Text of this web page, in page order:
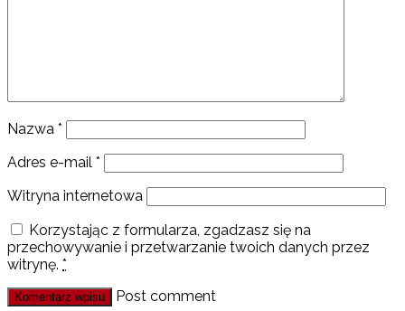
Nazwa *
Adres e-mail *
Witryna internetowa
Korzystając z formularza, zgadzasz się na
przechowywanie i przetwarzanie twoich danych przez
witrynę. *
Post comment